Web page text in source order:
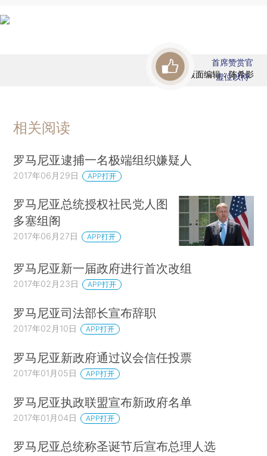
版面编辑：陈希影
首席赞赏官
虚位以待
相关阅读
罗马尼亚逮捕一名极端组织嫌疑人
2017年06月29日 APP打开
罗马尼亚总统授权社民党人图
多塞组阁
2017年06月27日 APP打开
罗马尼亚新一届政府进行首次改组
2017年02月23日 APP打开
罗马尼亚司法部长宣布辞职
2017年02月10日 APP打开
罗马尼亚新政府通过议会信任投票
2017年01月05日 APP打开
罗马尼亚执政联盟宣布新政府名单
2017年01月04日 APP打开
罗马尼亚总统称圣诞节后宣布总理人选